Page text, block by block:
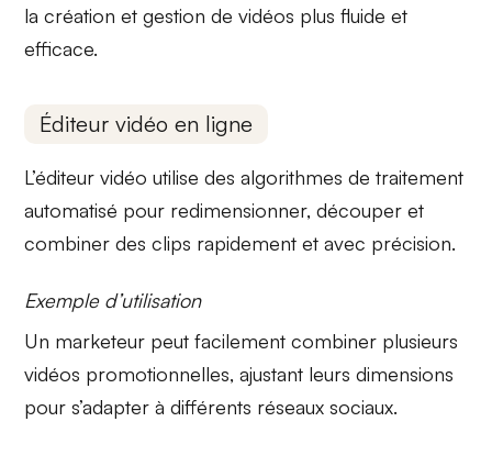
la création et gestion de vidéos plus fluide et
efficace.
Éditeur vidéo en ligne
L’éditeur vidéo utilise desalgorithmes de traitement
automatisé pour redimensionner, découper et
combiner des clips rapidement et avec précision.
Exemple d’utilisation
Un marketeur peut facilement combiner plusieurs
vidéos promotionnelles, ajustant leurs dimensions
pour s’adapter à différents réseaux sociaux.